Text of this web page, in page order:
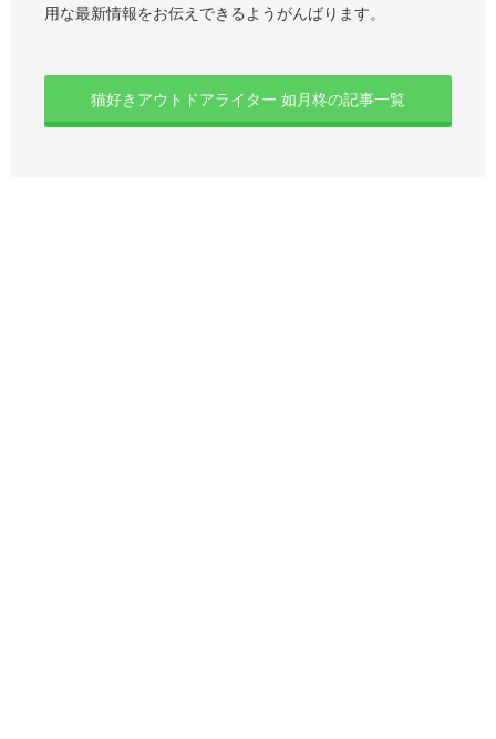
用な最新情報をお伝えできるようがんばります。
猫好きアウトドアライター 如月柊の記事一覧